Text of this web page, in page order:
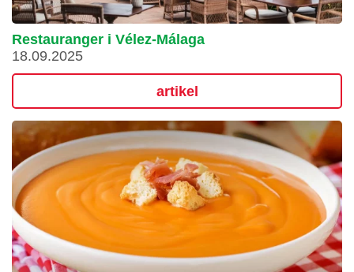
Restauranger i Vélez-Málaga
18.09.2025
artikel